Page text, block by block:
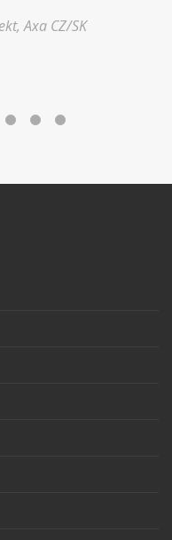
Axa CZ/SK